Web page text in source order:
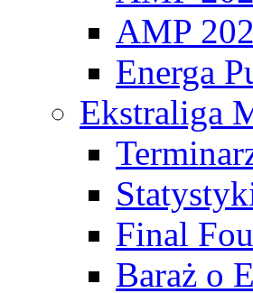
AMP
Energa
Ekstraliga
Final
Baraż o